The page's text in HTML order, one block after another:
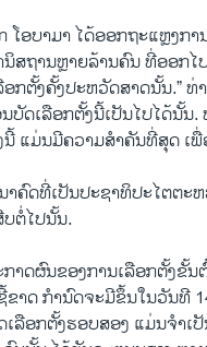
ໂອ​ບາ​ມາ ​ໄດ້ອອກ​ຖະ​ແຫຼ​ງກ
ນິສຖານ​ຫຼາຍ​ລ້ານ​ຄົນ ທີ່​ອອກ​
ອກ​ຕັ້ງ​ຄັ້ງ​ປະຫວັດສາດ​ນັ້ນ.” ທ່
ບັດເລືອກຕັ້ງນີ້ເປັນໄປໄດ້ນັ້ນ.
ນີ້ ​ແມ່ນ​ມີ​ຄວາມສຳຄັນທີ່ສຸດ ເ
ຄົດທີ່​ເປັນປະຊາທິປະໄຕຕະ
ຕໍ່ໄປນັ້ນ.
າດຜົນຂອງການເລືອກຕັ້ງຂັ້ນ
າດ ກຳນົດຈະມີຂຶ້ນໃນວັນທີ
ລືອກຕັ້ງຮອບສອງ ແມ່ນຈຳເ